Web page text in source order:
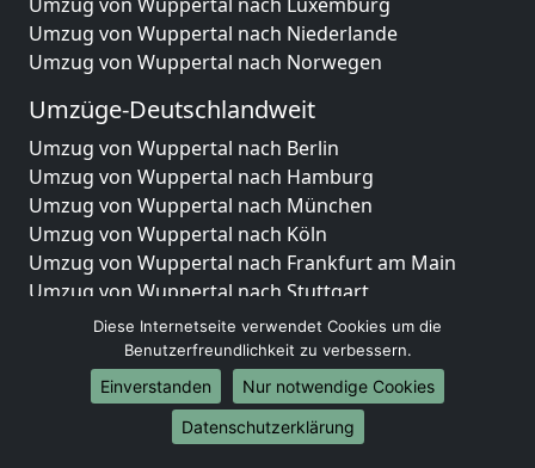
Umzug von Wuppertal nach Niederlande
Umzug von Wuppertal nach Norwegen
Umzüge-Deutschlandweit
Umzug von Wuppertal nach Berlin
Umzug von Wuppertal nach Hamburg
Umzug von Wuppertal nach München
Umzug von Wuppertal nach Köln
Umzug von Wuppertal nach Frankfurt am Main
Umzug von Wuppertal nach Stuttgart
Umzug von Wuppertal nach Düsseldorf
Umzug von Wuppertal nach Leipzig
Umzug von Wuppertal nach Dortmund
Umzug von Wuppertal nach Essen
Umzug von Wuppertal nach Bremen
Diese Internetseite verwendet Cookies um die
Benutzerfreundlichkeit zu verbessern.
Einverstanden
Nur notwendige Cookies
Datenschutzerklärung